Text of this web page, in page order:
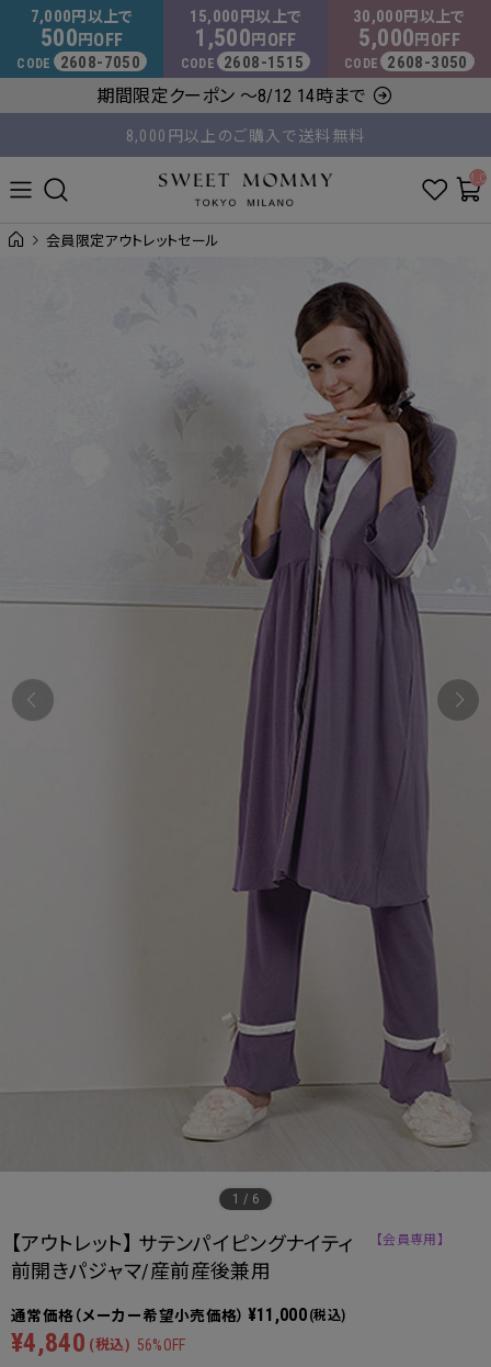
マタニティウェア・授乳服のスウィートマミー
7,000 円以上で
500 円 OFF
CODE 2608-7050
15,000 円以上で
1,500 円 OFF
CODE 2608-1515
30,000 円以上で
5,000 円 OFF
CODE 2608-3050
期間限定クーポン ～8/12 14時まで
8,000円以上のご購入で送料無料
平日14時 / 土日祝12時まで のご注文で当日出荷！
会員限定アウトレットセール
1 / 6
【会員専用】
【アウトレット】 サテンパイピングナイティ
前開きパジャマ/産前産後兼用
¥11,000 (税込)
¥4,840 (税込) 56%OFF